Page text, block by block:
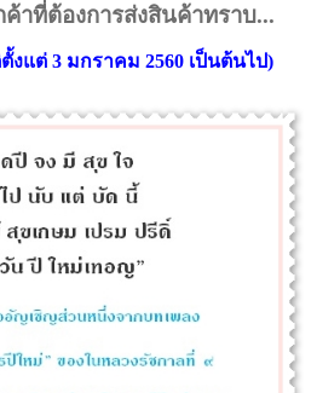
ค้าที่ต้องการส่งสินค้าทราบ...
แต่ 3 มกราคม 2560 เป็นต้นไป)